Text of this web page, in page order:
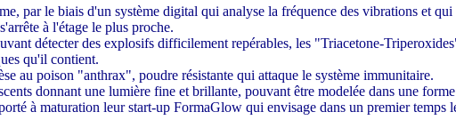
par le biais d'un système digital qui analyse la fréquence des vibrations et qui
à l'étage le plus proche.
détecter des explosifs difficilement repérables, les "Triacetone-
qu'il contient.
au poison "anthrax", poudre résistante qui attaque le système immunitaire.
donnant une lumière fine et brillante, pouvant être modelée dans une
à maturation leur start-up FormaGlow qui envisage dans un premier temps